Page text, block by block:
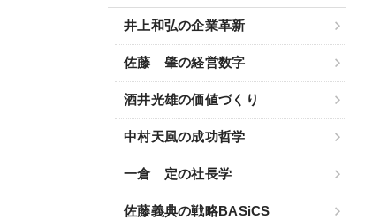
井上和弘の企業革新
佐藤 肇の経営数字
酒井光雄の価値づくり
中村天風の成功哲学
一倉 定の社長学
佐藤義典の戦略BASiCS